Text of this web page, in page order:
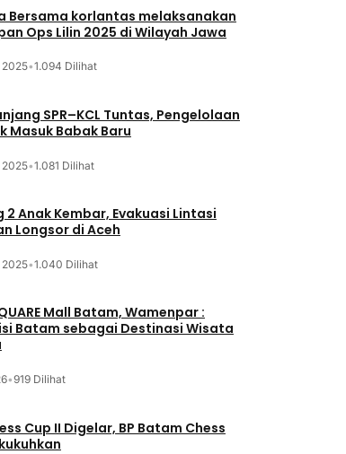
Bersama korlantas melaksanakan
Ops Lilin 2025 di Wilayah Jawa
2025•1.094 Dilihat
SPR–KCL Tuntas, Pengelolaan
Masuk Babak Baru
2025•1.081 Dilihat
2 Anak Kembar, Evakuasi Lintasi
Longsor di Aceh
2025•1.040 Dilihat
Mall Batam, Wamenpar :
Batam sebagai Destinasi Wisata
•919 Dilihat
Cup II Digelar, BP Batam Chess